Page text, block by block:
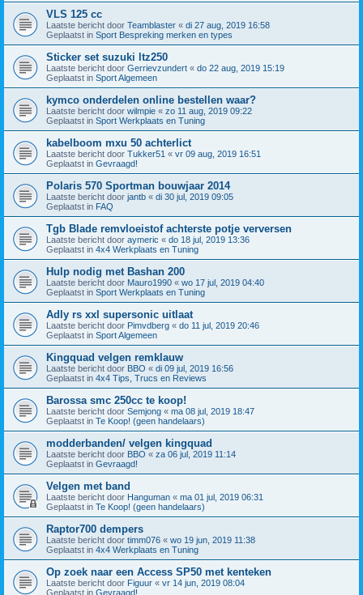
VLS 125 cc
Laatste bericht door Teamblaster « di 27 aug, 2019 16:58
Geplaatst in Sport Bespreking merken en types
Sticker set suzuki ltz250
Laatste bericht door Gerrievzundert « do 22 aug, 2019 15:19
Geplaatst in Sport Algemeen
kymco onderdelen online bestellen waar?
Laatste bericht door wilmpie « zo 11 aug, 2019 09:22
Geplaatst in Sport Werkplaats en Tuning
kabelboom mxu 50 achterlict
Laatste bericht door Tukker51 « vr 09 aug, 2019 16:51
Geplaatst in Gevraagd!
Polaris 570 Sportman bouwjaar 2014
Laatste bericht door jantb « di 30 jul, 2019 09:05
Geplaatst in FAQ
Tgb Blade remvloeistof achterste potje verversen
Laatste bericht door aymeric « do 18 jul, 2019 13:36
Geplaatst in 4x4 Werkplaats en Tuning
Hulp nodig met Bashan 200
Laatste bericht door Mauro1990 « wo 17 jul, 2019 04:40
Geplaatst in Sport Werkplaats en Tuning
Adly rs xxl supersonic uitlaat
Laatste bericht door Pimvdberg « do 11 jul, 2019 20:46
Geplaatst in Sport Algemeen
Kingquad velgen remklauw
Laatste bericht door BBO « di 09 jul, 2019 16:56
Geplaatst in 4x4 Tips, Trucs en Reviews
Barossa smc 250cc te koop!
Laatste bericht door Semjong « ma 08 jul, 2019 18:47
Geplaatst in Te Koop! (geen handelaars)
modderbanden/ velgen kingquad
Laatste bericht door BBO « za 06 jul, 2019 11:14
Geplaatst in Gevraagd!
Velgen met band
Laatste bericht door Hanguman « ma 01 jul, 2019 06:31
Geplaatst in Te Koop! (geen handelaars)
Raptor700 dempers
Laatste bericht door timm076 « wo 19 jun, 2019 11:38
Geplaatst in 4x4 Werkplaats en Tuning
Op zoek naar een Access SP50 met kenteken
Laatste bericht door Figuur « vr 14 jun, 2019 08:04
Geplaatst in Gevraagd!